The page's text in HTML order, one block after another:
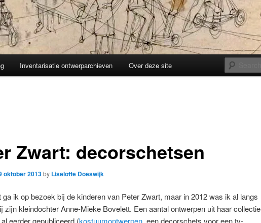
Inventarisatie ontwerparchieven Over deze site
Zwart: decorschetsen
oktober 2013by Liselotte Doeswijk
ga ik op bezoek bij de kinderen van Peter Zwart, maar in 2012 was ik al langs
zijn kleindochter Anne-Mieke Bovelett. Een aantal ontwerpen uit haar collectie
eerder gepubliceerd (kostuumontwerpen, een decorschets voor een tv-